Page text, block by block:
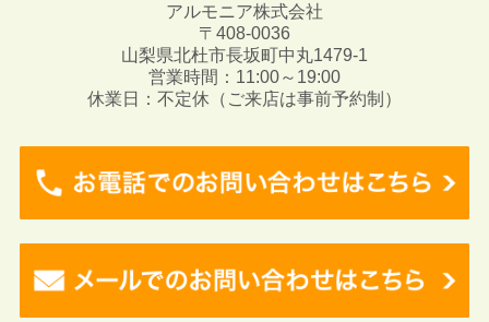
アルモニア株式会社
〒408-0036
山梨県北杜市長坂町中丸1479-1
営業時間：11:00～19:00
休業日：不定休（ご来店は事前予約制）